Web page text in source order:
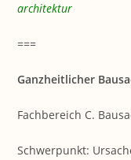
architektur
===
Ganzheitlicher
Fachbereich C.
Schwerpunkt: